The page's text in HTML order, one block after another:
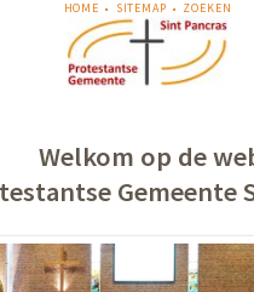
NAVIGATIE
OVERSLAAN
HOME SITEMAP ZOEKEN
Welkom op de
Gemeente